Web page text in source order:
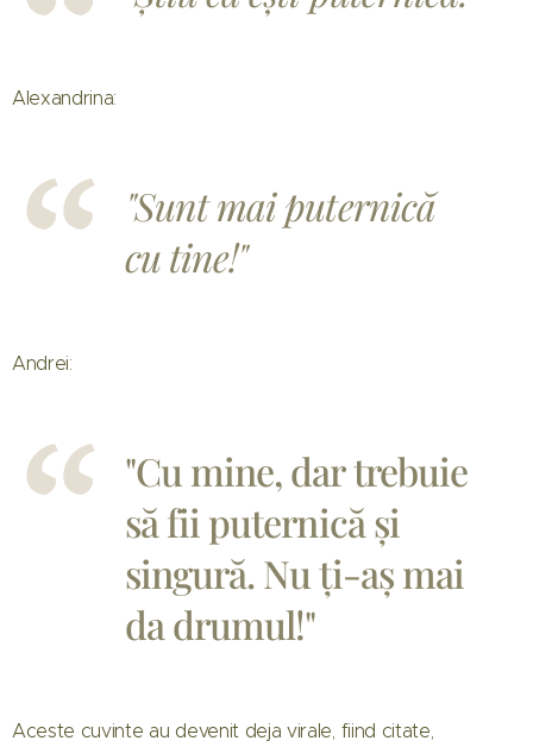
Alexandrina:
"Sunt mai puternică
cu tine!"
Andrei:
"Cu mine, dar trebuie
să fii puternică și
singură. Nu ți-aș mai
da drumul!"
Aceste cuvinte au devenit deja virale, fiind citate,